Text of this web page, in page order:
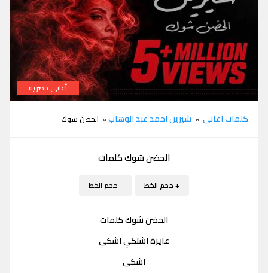
أغاني مصرية
كلمات اغاني » شيرين احمد عبد الوهاب» الحضن شوك
الحضن شوك كلمات
+ حجم الخط - حجم الخط
الحضن شوك كلمات
عايزة اشتكي اشكي
اشكي